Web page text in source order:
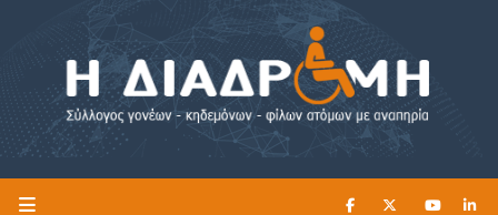
Η ΔΙΑΔΡΟΜΗ ΔΙΑΒΑΣΤΕ ΕΔΩ ►